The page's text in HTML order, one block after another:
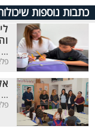
כתבות נוספות
...
...